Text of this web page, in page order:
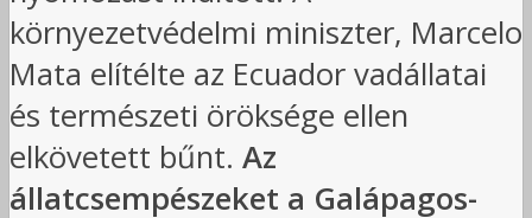
környezetvédelmi miniszter, Marcelo
Mata elítélte az Ecuador vadállatai
és természeti öröksége ellen
elkövetett bűnt. Az
állatcsempészeket a Galápagos-